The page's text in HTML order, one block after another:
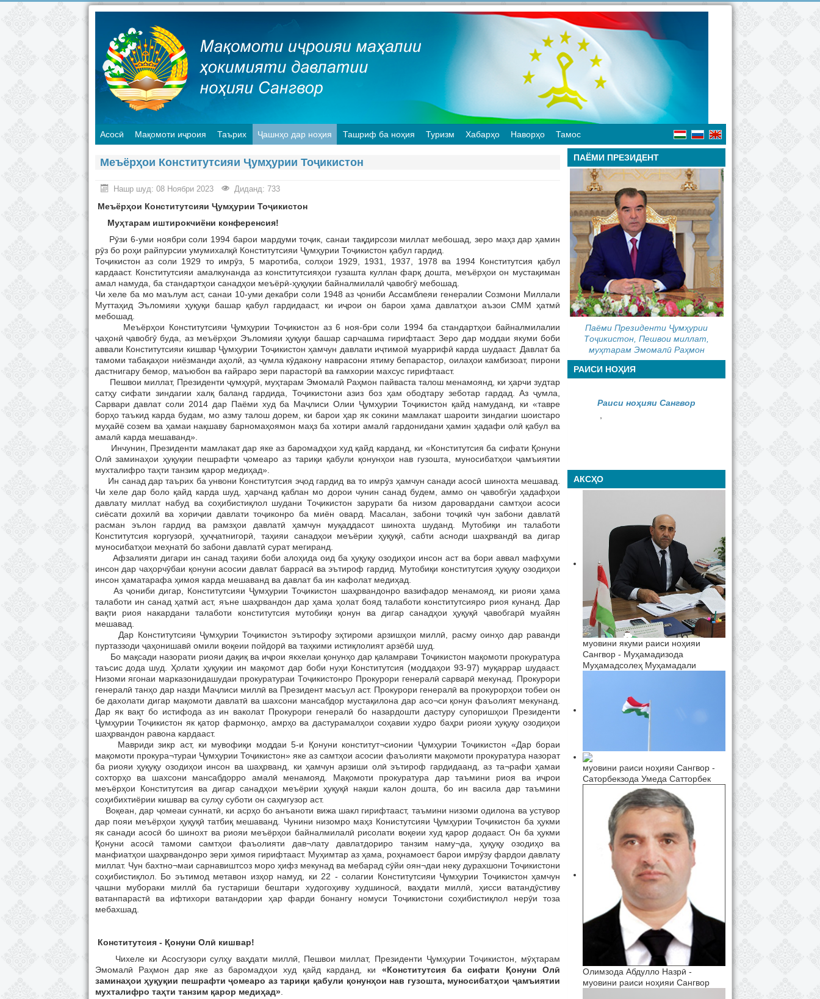
Асосӣ Мақомоти иҷроия Таърих Ҷашнҳо дар ноҳия Ташриф ба ноҳия Туризм Хабарҳо Наворҳо Тамос
Меъёрҳои Конститутсияи Ҷумҳурии Тоҷикистон
Нашр шуд: 08 Ноябри 2023 Диданд: 733
Меъёрҳои Конститутсияи Ҷумҳурии Тоҷикистон
Муҳтарам иштирокчиёни конференсия!
Рӯзи 6-уми ноябри соли 1994 барои мардуми тоҷик, санаи тақдирсози миллат мебошад, зеро маҳз дар ҳамин
рӯз бо роҳи райпурсии умумихалқӣ Конститутсияи Ҷумҳурии Тоҷикистон қабул гардид.
Тоҷикистон аз соли 1929 то имрӯз, 5 маротиба, солҳои 1929, 1931, 1937, 1978 ва 1994 Конститутсия қабул
кардааст. Конститутсияи амалкунанда аз конститутсияҳои гузашта куллан фарқ дошта, меъёрҳои он мустақиман
амал намуда, ба стандартҳои санадҳои меъёрӣ-ҳуқуқии байналмилалӣ ҷавобгӯ мебошад.
Чи хеле ба мо маълум аст, санаи 10-уми декабри соли 1948 аз ҷониби Ассамблеяи генералии Созмони Миллали
Муттаҳид Эъломияи ҳуқуқи башар қабул гардидааст, ки иҷрои он барои ҳама давлатҳои аъзои СММ ҳатмӣ
мебошад.
Меъёрҳои Конститутсияи Ҷумҳурии Тоҷикистон аз 6 ноя-бри соли 1994 ба стандартҳои байналмилалии
ҷаҳонӣ ҷавобгӯ буда, аз меъёрҳои Эъломияи ҳуқуқи башар сарчашма гирифтааст. Зеро дар моддаи якуми боби
аввали Конститутсияи кишвар Ҷумҳурии Тоҷикистон ҳамчун давлати иҷтимоӣ муаррифӣ карда шудааст. Давлат ба
тамоми табақаҳои ниёзманди аҳолӣ, аз ҷумла кӯдакону наврасони ятиму бепарастор, оилаҳои камбизоат, пирони
дастнигару бемор, маъюбон ва ғайраро зери парасторӣ ва ғамхории махсус гирифтааст.
Пешвои миллат, Президенти ҷумҳурӣ, муҳтарам Эмомалӣ Раҳмон пайваста талош менамоянд, ки ҳарчи зудтар
сатҳу сифати зиндагии халқ баланд гардида, Тоҷикистони азиз боз ҳам ободтару зеботар гардад. Аз ҷумла,
Сарвари давлат соли 2014 дар Паёми худ ба Маҷлиси Олии Ҷумҳурии Тоҷикистон қайд намуданд, ки «тавре
борҳо таъкид карда будам, мо азму талош дорем, ки барои ҳар як сокини мамлакат шароити зиндагии шоистаро
муҳайё созем ва ҳамаи нақшаву барномаҳоямон маҳз ба хотири амалӣ гардонидани ҳамин ҳадафи олӣ қабул ва
амалӣ карда мешаванд».
Инчунин, Президенти мамлакат дар яке аз баромадҳои худ қайд карданд, ки «Конститутсия ба сифати Қонуни
Олӣ заминаҳои ҳуқуқии пешрафти ҷомеаро аз тариқи қабули қонунҳои нав гузошта, муносибатҳои ҷамъиятии
мухталифро таҳти танзим қарор медиҳад».
Ин санад дар таърих ба унвони Конститутсия эҷод гардид ва то имрӯз ҳамчун санади асосӣ шинохта мешавад.
Чи хеле дар боло қайд карда шуд, ҳарчанд қаблан мо дорои чунин санад будем, аммо он ҷавобгӯи ҳадафҳои
давлату миллат набуд ва соҳибистиқлол шудани Тоҷикистон зарурати ба низом даровардани самтҳои асоси
сиёсати дохилӣ ва хориҷии давлати тоҷиконро ба миён овард. Масалан, забони тоҷикӣ чун забони давлатӣ
расман эълон гардид ва рамзҳои давлатӣ ҳамчун муқаддасот шинохта шуданд. Мутобиқи ин талаботи
Конститутсия коргузорӣ, ҳуҷҷатнигорӣ, таҳияи санадҳои меъёрии ҳуқуқӣ, сабти асноди шаҳрвандӣ ва дигар
муносибатҳои меҳнатӣ бо забони давлатӣ сурат мегиранд.
Афзалияти дигари ин санад таҳияи боби алоҳида оид ба ҳуқуқу озодиҳои инсон аст ва бори аввал мафҳуми
инсон дар чаҳорчӯбаи қонуни асосии давлат баррасӣ ва эътироф гардид. Мутобиқи конститутсия ҳуқуқу озодиҳои
инсон ҳаматарафа ҳимоя карда мешаванд ва давлат ба ин кафолат медиҳад.
Аз ҷониби дигар, Конститутсияи Ҷумҳурии Тоҷикистон шаҳрвандонро вазифадор менамояд, ки риояи ҳама
талаботи ин санад ҳатмӣ аст, яъне шаҳрвандон дар ҳама ҳолат бояд талаботи конститутсияро риоя кунанд. Дар
вақти риоя накардани талаботи конститутсия мутобиқи қонун ва дигар санадҳои ҳуқуқӣ ҷавобгарӣ муайян
мешавад.
Дар Конститутсияи Ҷумҳурии Тоҷикистон эътирофу эҳтироми арзишҳои миллӣ, расму оинҳо дар раванди
пуртаззоди ҷаҳонишавӣ омили воқеии пойдорӣ ва таҳкими истиқлолият арзёбӣ шуд.
Бо мақсади назорати риояи дақиқ ва иҷрои якхелаи қонунҳо дар қаламрави Тоҷикистон мақомоти прокуратура
таъсис дода шуд. Ҳолати ҳуқуқии ин мақомот дар боби нуҳи Конститутсия (моддаҳои 93-97) муқаррар шудааст.
Низоми ягонаи марказонидашудаи прокуратураи Тоҷикистонро Прокурори генералӣ сарварӣ мекунад. Прокурори
генералӣ танҳо дар назди Маҷлиси миллӣ ва Президент масъул аст. Прокурори генералӣ ва прокурорҳои тобеи он
бе дахолати дигар мақомоти давлатӣ ва шахсони мансабдор мустақилона дар асо¬си қонун фаъолият мекунанд.
Дар як вақт бо истифода аз ин ваколат Прокурори генералӣ бо назардошти дастуру супоришҳои Президенти
Ҷумҳурии Тоҷикистон як қатор фармонҳо, амрҳо ва дастурамалҳои соҳавии худро баҳри риояи ҳуқуқу озодиҳои
шаҳрвандон равона кардааст.
Мавриди зикр аст, ки мувофиқи моддаи 5-и Қонуни конститут¬сионии Ҷумҳурии Тоҷикистон «Дар бораи
мақомоти прокура¬тураи Ҷумҳурии Тоҷикистон» яке аз самтҳои асосии фаъолияти мақомоти прокуратура назорат
ба риояи ҳуқуқу озодиҳои инсон ва шаҳрванд, ки ҳамчун арзиши олӣ эътироф гардидаанд, аз та¬рафи ҳамаи
сохторҳо ва шахсони мансабдорро амалӣ менамояд. Мақомоти прокуратура дар таъмини риоя ва иҷрои
меъёрҳои Конститутсия ва дигар санадҳои меъёрии ҳуқуқӣ нақши калон дошта, бо ин васила дар таъмини
соҳибихтиёрии кишвар ва сулҳу суботи он саҳмгузор аст.
Воқеан, дар ҷомеаи суннатӣ, ки асрҳо бо анъаноти вижа шакл гирифтааст, таъмини низоми одилона ва устувор
дар пояи меъёрҳои ҳуқуқӣ татбиқ мешаванд. Чунини низомро маҳз Конистутсияи Ҷумҳурии Тоҷикистон ба ҳукми
як санади асосӣ бо шинохт ва риояи меъёрҳои байналмилалӣ рисолати воқеии худ қарор додааст. Он ба ҳукми
Қонуни асосӣ тамоми самтҳои фаъолияти дав¬лату давлатдориро танзим наму¬да, ҳуқуқу озодиҳо ва
манфиатҳои шаҳрвандонро зери ҳимоя гирифтааст. Муҳимтар аз ҳама, роҳнамоест барои имрӯзу фардои давлату
миллат. Чун бахтно¬маи сарнавиштсоз моро ҳифз мекунад ва мебарад сӯйи оян¬даи неку дурахшони Тоҷикистони
соҳибистиқлол. Бо эътимод метавон изҳор намуд, ки 22 - солагии Конститутсияи Ҷумҳурии Тоҷикистон ҳамчун
ҷашни мубораки миллӣ ба густариши бештари худогоҳиву худшиносӣ, ваҳдати миллӣ, ҳисси ватандӯстиву
ватанпарастӣ ва ифтихори ватандории ҳар фарди бонангу номуси Тоҷикистони соҳибистиқлол нерӯи тоза
мебахшад.
Конститутсия - Қонуни Олӣ кишвар!
Чихеле ки Асосгузори сулҳу ваҳдати миллӣ, Пешвои миллат, Президенти Ҷумҳурии Тоҷикистон, мӯҳтарам
Эмомалӣ Раҳмон дар яке аз баромадҳои худ қайд карданд, ки «Конститутсия ба сифати Қонуни Олӣ
заминаҳои ҳуқуқии пешрафти ҷомеаро аз тариқи қабули қонунҳои нав гузошта, муносибатҳои ҷамъиятии
мухталифро таҳти танзим қарор медиҳад».
ПАЁМИ ПРЕЗИДЕНТ
Паёми Президенти Ҷумҳурии
Тоҷикистон, Пешвои миллат,
муҳтарам Эмомалӣ Раҳмон
РАИСИ НОҲИЯ
Раиси ноҳияи Сангвор
,
АКСҲО
муовини якуми раиси ноҳияи
Сангвор - Муҳамадизода
Муҳамадсолеҳ Муҳамадали
муовини раиси ноҳияи Сангвор -
Саторбекзода Умеда Сатторбек
Олимзода Абдулло Назрӣ -
муовини раиси ноҳияи Сангвор